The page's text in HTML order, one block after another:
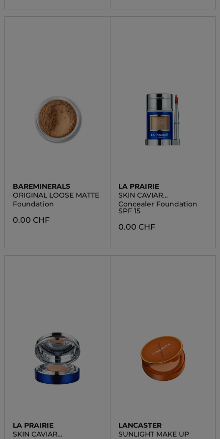
BAREMINERALS
ORIGINAL LOOSE MATTE
Foundation
0.00 CHF
LA PRAIRIE
SKIN CAVIAR
COMPLEXION
Concealer Foundation
SPF 15
0.00 CHF
LA PRAIRIE
SKIN CAVIAR
LANCASTER
SUNLIGHT MAKE UP